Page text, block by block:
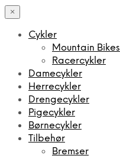
×
Cykler
Mountain Bikes
Racercykler
Damecykler
Herrecykler
Drengecykler
Pigecykler
Børnecykler
Tilbehør
Bremser